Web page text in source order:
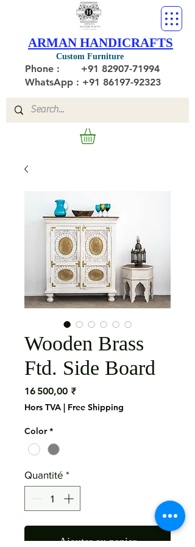
Custom Furniture
ARMAN HANDICRAFTS
Phone : +91 82907-71994
WhatsApp : +91 86197-92323
Wooden Brass
Ftd. Side Board
16 500,00 ₹Prix
Hors TVA | Free Shipping
Color *
Quantité *
Ajouter au panier